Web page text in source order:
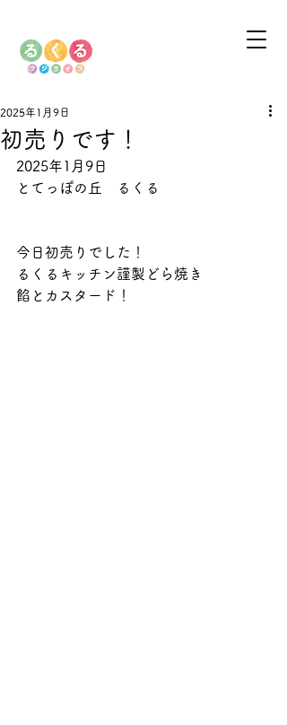
初売りです！
2025年1月9日
2025年1月9日
とてっぽの丘　るくる
今日初売りでした！
るくるキッチン謹製どら焼き
餡とカスタード！